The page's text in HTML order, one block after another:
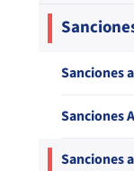
Sanciones
Sanciones
Sanciones